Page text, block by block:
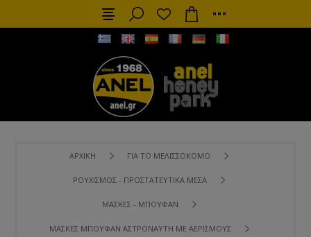
ΑΡΧΙΚΉ ΓΙΑ ΤΟ ΜΕΛΙΣΣΟΚΌΜΟ
ΡΟΥΧΙΣΜΌΣ - ΠΡΟΣΤΑΤΕΥΤΙΚΆ ΜΈΣΑ
ΜΆΣΚΕΣ - ΜΠΟΥΦΆΝ
ΜΆΣΚΕΣ ΜΠΟΥΦΆΝ ΑΣΤΡΟΝΑΎΤΗ ΜΕ ΑΕΡΙΣΜΟΎΣ